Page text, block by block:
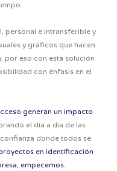
personal e intransferible y
y gráficos que hacen
por eso con esta solución
con énfasis en el
generan un impacto
el día a día de las
donde todos se
en identificación
empecemos.